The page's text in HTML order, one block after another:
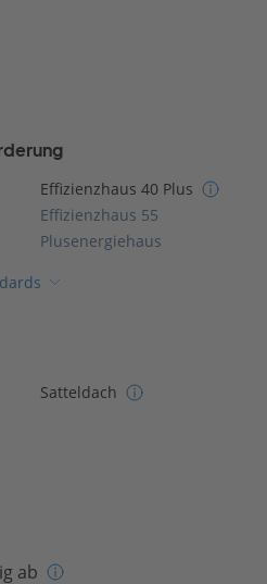
Effizienzhaus 40 Plus
Effizienzhaus 55
Plusenergiehaus
Satteldach
ab